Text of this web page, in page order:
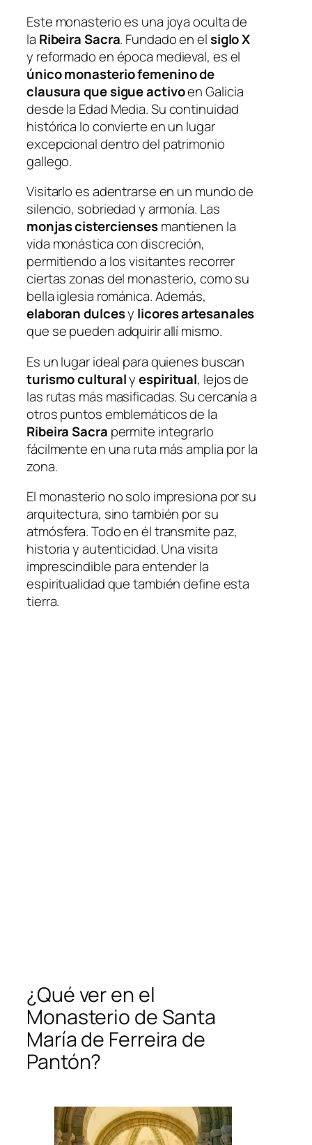
Este monasterio es una joya oculta de
la Ribeira Sacra. Fundado en elsiglo X
y reformado en época medieval, es el
único monasterio femenino de
clausura que sigue activoen Galicia
desde la Edad Media. Su continuidad
histórica lo convierte en un lugar
excepcional dentro del patrimonio
gallego.
Visitarlo es adentrarse en un mundo de
silencio, sobriedad y armonía. Las
monjas cisterciensesmantienen la
vida monástica con discreción,
permitiendo a los visitantes recorrer
ciertas zonas del monasterio, como su
bella iglesia románica. Además,
elaborandulcesy licores artesanales
que se pueden adquirir allí mismo.
Es un lugar ideal para quienes buscan
turismo culturalyespiritual, lejos de
las rutas más masificadas. Su cercanía a
otros puntos emblemáticos de la
Ribeira Sacra permite integrarlo
fácilmente en una ruta más amplia por la
zona.
El monasterio no solo impresiona por su
arquitectura, sino también por su
atmósfera. Todo en él transmite paz,
historia y autenticidad. Una visita
imprescindible para entender la
espiritualidad que también define esta
tierra.
¿Qué ver en el
Monasterio de Santa
María de Ferreira de
Pantón?